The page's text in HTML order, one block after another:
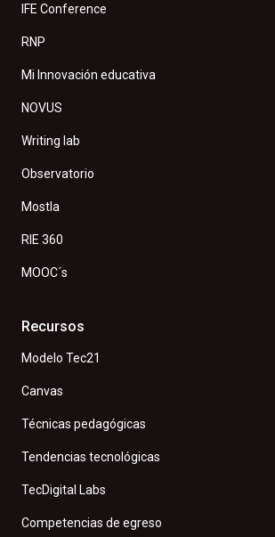
IFE Conference
RNP
Mi Innovación educativa
NOVUS
Writing lab
Observatorio
Mostla
RIE 360
MOOC´s
Recursos
Modelo Tec21
Canvas
Técnicas pedagógicas
Tendencias tecnológicas
TecDigital Labs
Competencias de egreso